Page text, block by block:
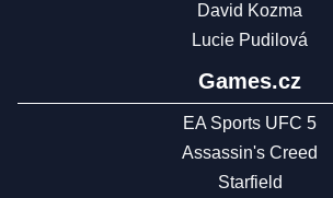
David Kozma
Lucie Pudilová
Games.cz
EA Sports UFC 5
Assassin's Creed
Starfield